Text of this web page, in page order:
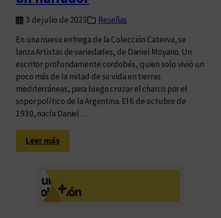
3 de julio de 2023
Reseñas
En una nueva entrega de la Colección Caterva, se
lanza Artistas de variedades, de Daniel Moyano. Un
escritor profundamente cordobés, quien solo vivió un
poco más de la mitad de su vida en tierras
mediterráneas, para luego cruzar el charco por el
sopor político de la Argentina. El 6 de octubre de
1930, nacía Daniel…
Leer más:
R
a
s